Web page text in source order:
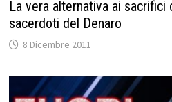
La vera alternativa ai sacrifici
sacerdoti del Denaro
8 Dicembre 2011